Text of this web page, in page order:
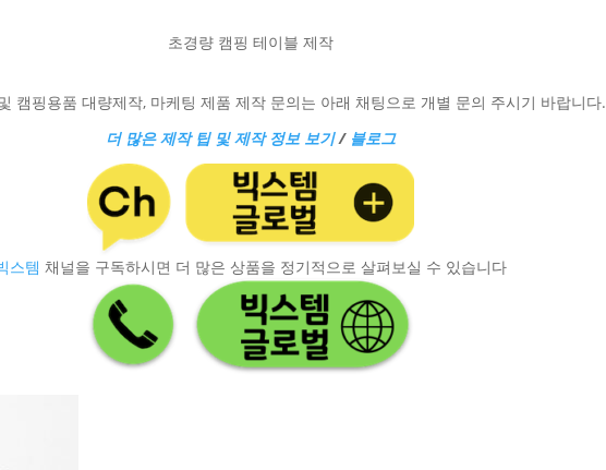
초경량 캠핑 테이블 제작
캠핑용품 대량제작, 마케팅 제품 제작 문의는 아래 채팅으로 개별 문의 주시기 바랍니다.
더 많은 제작 팁 및 제작 정보 보기/ 블로그
스템 채널을 구독하시면 더 많은 상품을 정기적으로 살펴보실 수 있습니다